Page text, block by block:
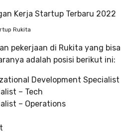
Rukita
pekerjaan di Rukita yang bisa
adalah posisi berikut ini:
Development Specialist
– Tech
– Operations